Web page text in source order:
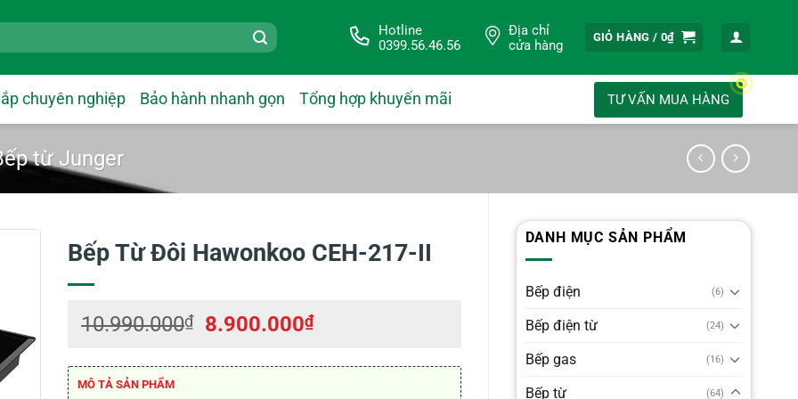
Hotline
0399.56.46.56
Địa chỉ
cửa hàng
GIỎ HÀNG / 0₫
chuyên nghiệp Bảo hành nhanh gọn Tổng hợp khuyến mãi TƯ VẤN MUA HÀNG
từ Junger
DANH MỤC SẢN PHẨM
Bếp điện (6)
Bếp điện từ (24)
Bếp gas (16)
Bếp từ (64)
Bếp Từ Đôi Hawonkoo CEH-217-II
10.990.000₫
Giá
là:
8.900.000₫Giá
tại
MÔ TẢ SẢN PHẨM